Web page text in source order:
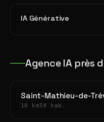
IA Générative
Agence IA près
Saint-Mathieu-de-
10 km5K hab.